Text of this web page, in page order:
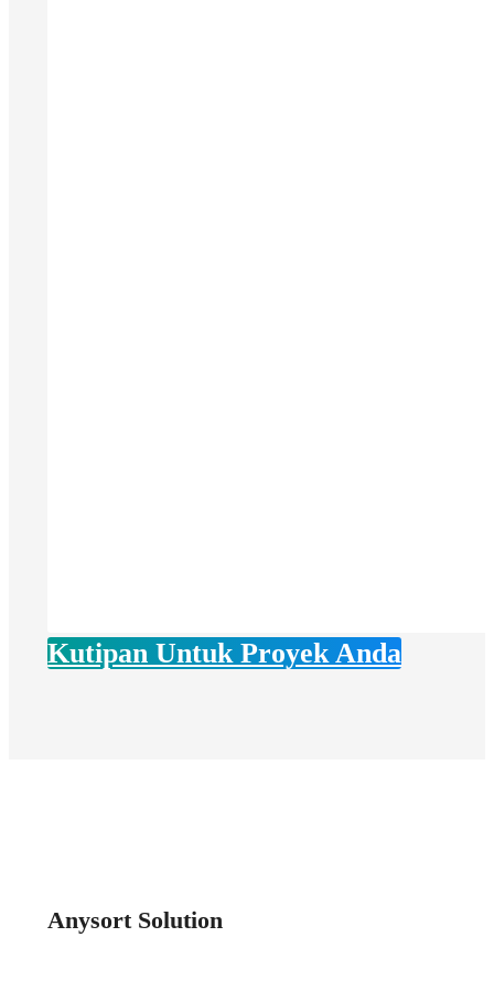
Kutipan Untuk Proyek Anda
Anysort Solution